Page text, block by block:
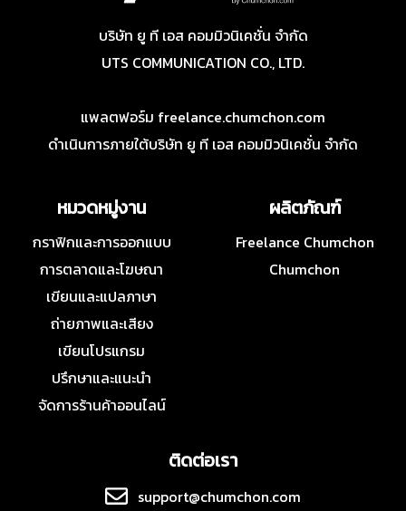
บริษัท ยู ที เอส คอมมิวนิเคชั่น จำกัด
UTS COMMUNICATION CO., LTD.
แพลตฟอร์ม freelance.chumchon.com
ดำเนินการภายใต้บริษัท ยู ที เอส คอมมิวนิเคชั่น จำกัด
หมวดหมู่งาน
กราฟิกและการออกแบบ
การตลาดและโฆษณา
เขียนและแปลภาษา
ถ่ายภาพและเสียง
เขียนโปรแกรม
ปรึกษาและแนะนำ
จัดการร้านค้าออนไลน์
ผลิตภัณฑ์
Freelance Chumchon
Chumchon
ติดต่อเรา
support@chumchon.com